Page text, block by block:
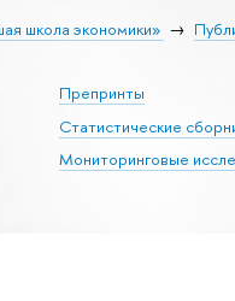
школа экономики»
Препринты
Статистические
Мониторинговые